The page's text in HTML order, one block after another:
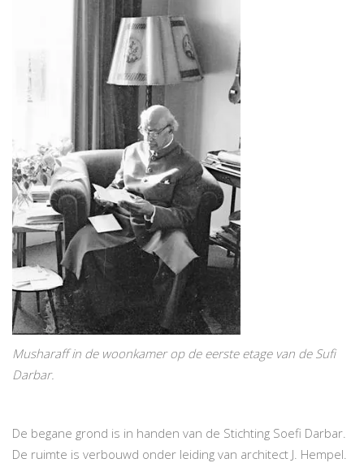
Musharaff in de woonkamer op de eerste etage van de Sufi
Darbar.
De begane grond is in handen van de Stichting Soefi Darbar.
De ruimte is verbouwd onder leiding van architect J. Hempel.